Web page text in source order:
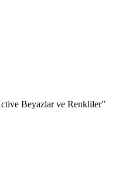
Beyazlar ve Renkliler”